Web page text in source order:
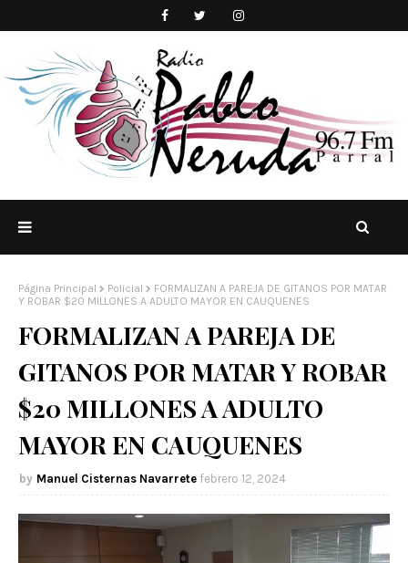
Página Principal Policial
FORMALIZAN A PAREJA DE GITANOS POR MATAR
Y ROBAR $20 MILLONES A ADULTO MAYOR EN CAUQUENES
FORMALIZAN A PAREJA DE
GITANOS POR MATAR Y ROBAR
$20 MILLONES A ADULTO
MAYOR EN CAUQUENES
Manuel Cisternas Navarrete febrero 12, 2024